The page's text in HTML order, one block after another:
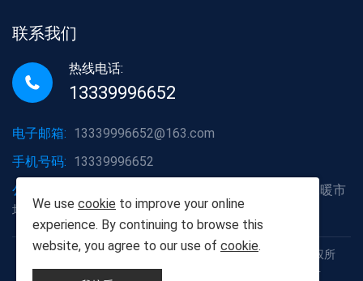
联系我们
热线电话:
13339996652
电子邮箱: 13339996652@163.com
手机号码: 13339996652
公司地址:
湖北省武汉市洪山区白沙洲大道烽火五金水暖市
场A2栋6号
Copyright © 2012-2025 武汉胡杨树建材有限责任公司 版权所
有 鄂ICP备19013111号 鄂公网安备42011102005926号
We use cookie to improve your online
experience. By continuing to browse this
website, you agree to our use of cookie.